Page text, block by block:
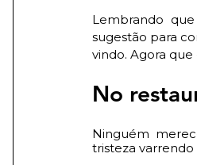
Lembrando
sugestão para
vindo. Agora que
No
Ninguém
tristeza